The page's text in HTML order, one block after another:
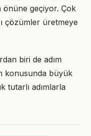
önüne geçiyor. Çok
çözümler üretmeye
biri de adım
konusunda büyük
tutarlı adımlarla